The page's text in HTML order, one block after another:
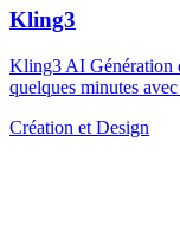
Kling3
Kling3 AI Génération
quelques minutes
Création et Design